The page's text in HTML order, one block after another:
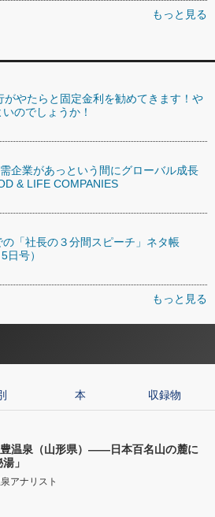
もっと見る
がやたらと固定金利を勧めてきます！や
のでしょうか！
企業があっという間にグローバル成長
& LIFE COMPANIES
「社長の３分間スピーチ」ネタ帳
日号）
もっと見る
本 収録物
温泉（山形県）――日本百名山の麓に
」
アナリスト